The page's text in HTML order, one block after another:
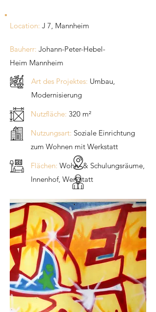
Location: J 7, Mannheim
Bauherr: Johann-Peter-Hebel-
Heim Mannheim
Art des Projektes: Umbau,
Modernisierung
Nutzfläche: 320 m²
Nutzungsart: Soziale Einrichtung
zum Wohnen mit Werkstatt
Flächen: Wohn- & Schulungsräume,
Innenhof, Werkstatt